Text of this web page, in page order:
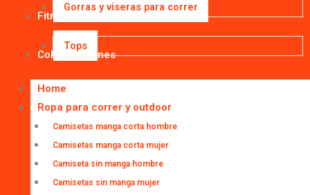
Gorras y viseras para correr
Fitness
Tops
Colaboraciones
Home
Ropa para correr y outdoor
Camisetas manga corta hombre
Camisetas manga corta mujer
Camiseta sin manga hombre
Camisetas sin manga mujer